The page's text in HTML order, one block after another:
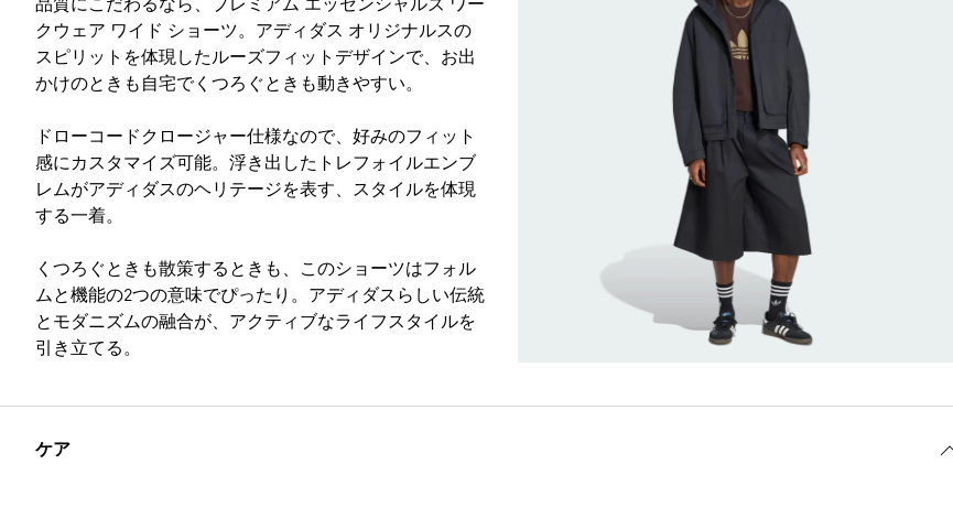
品質にこだわるなら、プレミアム エッセンシャルズ ワー
クウェア ワイド ショーツ。アディダス オリジナルスの
スピリットを体現したルーズフィットデザインで、お出
かけのときも自宅でくつろぐときも動きやすい。
ドローコードクロージャー仕様なので、好みのフィット
感にカスタマイズ可能。浮き出したトレフォイルエンブ
レムがアディダスのヘリテージを表す、スタイルを体現
する一着。
くつろぐときも散策するときも、このショーツはフォル
ムと機能の2つの意味でぴったり。アディダスらしい伝統
とモダニズムの融合が、アクティブなライフスタイルを
引き立てる。
ケア